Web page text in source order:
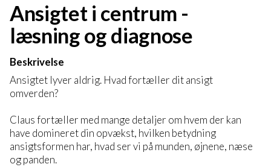
Ansigtet i centrum -
læsning og diagnose
Beskrivelse
Ansigtet lyver aldrig. Hvad fortæller dit ansigt
omverden?
Claus fortæller med mange detaljer om hvem der kan
have domineret din opvækst, hvilken betydning
ansigtsformen har, hvad ser vi på munden, øjnene, næse
og panden.